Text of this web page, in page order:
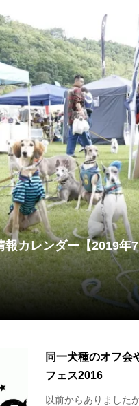
報カレンダー【2019年
同一犬種のオフ会
フェス2016
以前からありました